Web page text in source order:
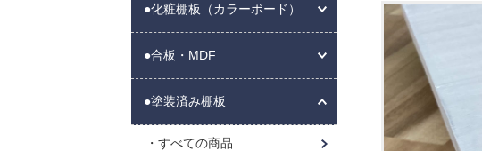
●化粧棚板（カラーボード）
●合板・MDF
●塗装済み棚板
すべての商品